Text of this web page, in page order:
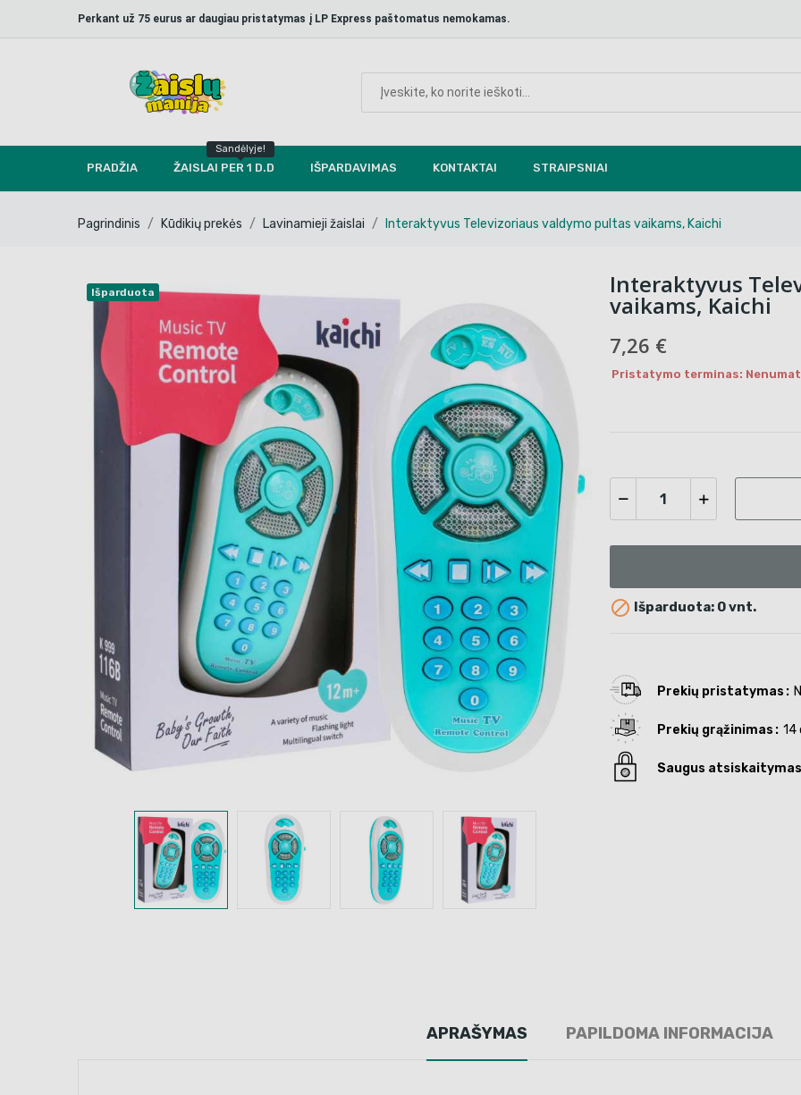
Perkant už 75 eurus ar daugiau pristatymas į LP Express paštomatus nemokamas.
PRADŽIA ŽAISLAI PER 1 D.D
Sandėlyje!
IŠPARDAVIMAS KONTAKTAI STRAIPSNIAI
Pagrindinis Kūdikių prekės Lavinamieji žaislai Interaktyvus Televizoriaus valdymo pultas vaikams, Kaichi
Išparduota Interaktyvus
vaikams, Kaichi
7,26 €
Pristatymo terminas:
 Išparduota: 0 vnt.
Prekių pristatymas
Prekių grąžinimas 14
Saugus atsiskaitymas
APRAŠYMAS PAPILDOMA INFORMACIJA